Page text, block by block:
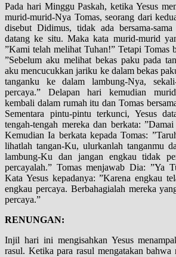
Pada hari Minggu Paskah, ketika Yesus
murid-murid-Nya Tomas, seorang dari
disebut Didimus, tidak ada bersama-
datang ke situ. Maka kata murid-murid
”Kami telah melihat Tuhan!” Tetapi Tomas
”Sebelum aku melihat bekas paku pada
aku mencucukkan jariku ke dalam bekas
tanganku ke dalam lambung-Nya,
percaya.” Delapan hari kemudian
kembali dalam rumah itu dan Tomas
Sementara pintu-pintu terkunci, Yesus
tengah-tengah mereka dan berkata:
Kemudian Ia berkata kepada Tomas:
lihatlah tangan-Ku, ulurkanlah tanganmu
lambung-Ku dan jangan engkau tidak
percayalah.” Tomas menjawab Dia: ”Ya
Kata Yesus kepadanya: ”Karena engkau
engkau percaya. Berbahagialah mereka
percaya.”
RENUNGAN:
Injil hari ini mengisahkan Yesus
rasul. Ketika para rasul mengatakan bahwa